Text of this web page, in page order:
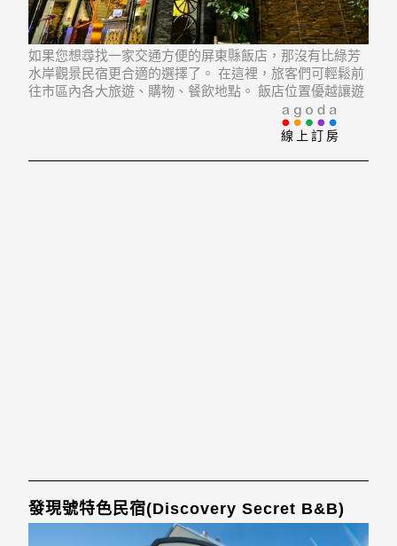
如果您想尋找一家交通方便的屏東縣飯店，那沒有比綠芳
水岸觀景民宿更合適的選擇了。 在這裡，旅客們可輕鬆前
往市區內各大旅遊、購物、餐飲地點。 飯店位置優越讓遊
線上訂房
發現號特色民宿(Discovery Secret B&B)